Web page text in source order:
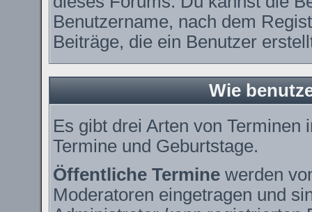
Benutzername, nach dem
Beiträge, die ein Benutzer
Wie
Es gibt drei Arten von Terminen
Termine und Geburtstage.
Öffentliche Terminewerden
Moderatoren eingetragen und